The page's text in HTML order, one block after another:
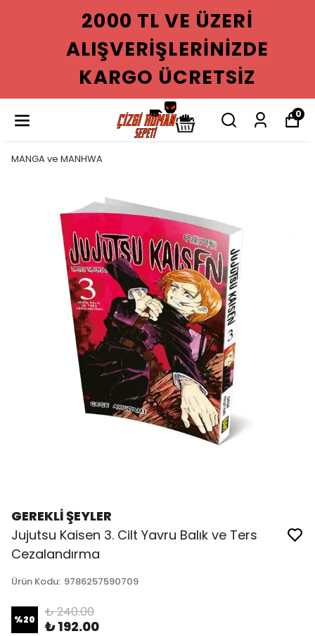
2000 TL VE ÜZERI
ALIŞVERIŞLERINIZDE
KARGO ÜCRETSIZ
0
MANGA ve MANHWA
GEREKLİ ŞEYLER
Jujutsu Kaisen 3. Cilt Yavru Balık ve Ters
Cezalandırma
Ürün Kodu: 9786257590709
%20 ₺ 240.00
₺ 192.00